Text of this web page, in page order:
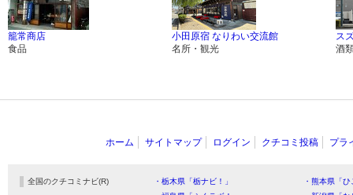
籠常商店
食品
小田原宿 なりわい交流館
名所・観光
ス
酒
ホーム サイトマップ ログイン クチコミ投稿 プラ
全国のクチコミナビ(R) ・栃木県「栃ナビ！」
・熊本県「